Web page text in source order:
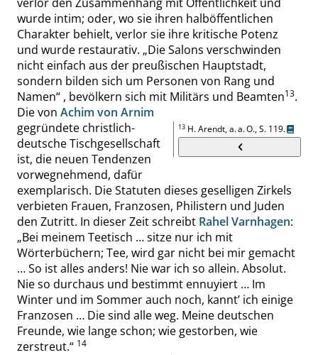
wurde intim; oder, wo sie ihren halböffentlichen
Charakter behielt, verlor sie ihre kritische Potenz
und wurde restaurativ. „Die Salons verschwinden
nicht einfach aus der preußischen Hauptstadt,
sondern bilden sich um Personen von Rang und
Namen“ , bevölkern sich mit Militärs und Beamten13
13 H.Arendt, a. a. O.,S. 119.
.
Die von Achim von Arnim
gegründete christlich-
deutsche Tischgesellschaft
ist, die neuen Tendenzen
vorwegnehmend, dafür
exemplarisch. Die Statuten dieses geselligen Zirkels
verbieten Frauen, Franzosen, Philistern und Juden
den Zutritt. In dieser Zeit schreibt Rahel Varnhagen:
„Bei meinem Teetisch … sitze nur ich mit
Wörterbüchern; Tee, wird gar nicht bei mir gemacht
… So ist alles anders! Nie war ich so allein. Absolut.
Nie so durchaus und bestimmt ennuyiert … Im
Winter und im Sommer auch noch, kannt’ ich einige
Franzosen … Die sind alle weg. Meine deutschen
Freunde, wie lange schon; wie gestorben, wie
zerstreut.“ 14